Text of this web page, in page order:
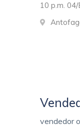
10 p.m.
vendedor